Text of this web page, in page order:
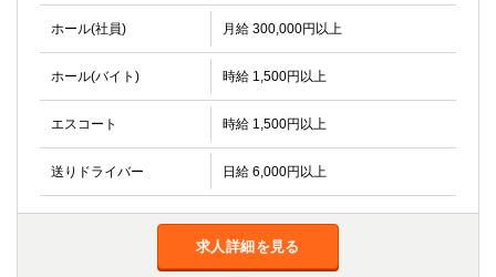
ホール(社員) 月給 300,000円以上
ホール(バイト) 時給 1,500円以上
エスコート 時給 1,500円以上
送りドライバー 日給 6,000円以上
求人詳細を見る